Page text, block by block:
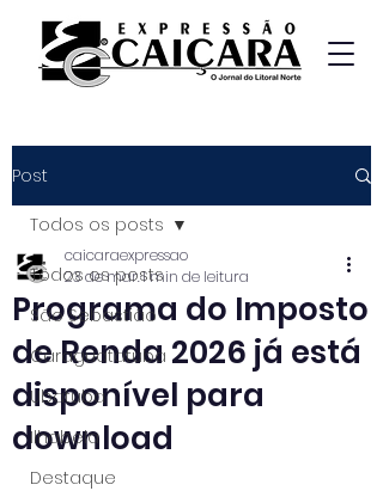
Post
Todos os posts
São Sebastião
Caraguatatuba
Ubatuba
Ilhabela
Destaque
Todos os posts
Programa do Imposto
de Renda 2026 já está
disponível para
download
caicaraexpressao
23 de mar.1 min de leitura